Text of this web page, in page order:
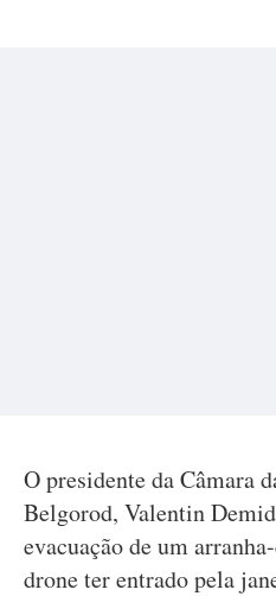
O presidente da Câmara
Belgorod, Valentin
evacuação de um
drone ter entrado pela